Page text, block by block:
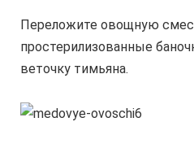
Переложите овощную
простерилизованные
веточку тимьяна.